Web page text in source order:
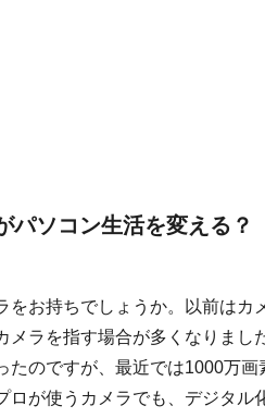
パソコン生活を変える？
をお持ちでしょうか。以前は
メラを指す場合が多くなりま
たのですが、最近では1000万
ロが使うカメラでも、デジタル